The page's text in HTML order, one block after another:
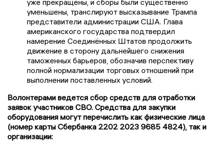
уменьшены, транслируют высказывание Трампа
представители администрации США. Глава
американского государства подтвердил
намерение Соединённых Штатов продолжить
движение в сторону дальнейшего снижения
таможенных барьеров, обозначив перспективу
полной нормализации торговых отношений при
выполнении поставленных условий.
Волонтерами ведется сбор средств для отработки
заявок участников СВО. Средства для закупки
оборудования могут перечислить как физические лица
(номер карты Сбербанка 2202 2023 9685 4824), так и
организации: